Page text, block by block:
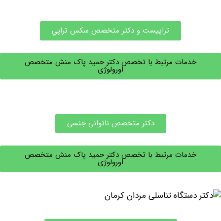
تراپیست و دكتر متخصص سكس تراپي
خدمات مرتبط با تخصص دکتر حمید پاک منش متخصص
اورولوژی
دکتر متخصص ناتوانی جنسی
خدمات مرتبط با تخصص دکتر حمید پاک منش متخصص
اورولوژی